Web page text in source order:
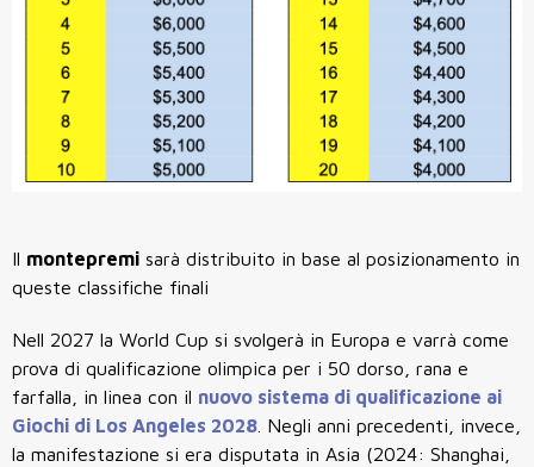
Il montepremi sarà distribuito in base al posizionamento in
queste classifiche finali
Nell 2027 la World Cup si svolgerà in Europa e varrà come
prova di qualificazione olimpica per i 50 dorso, rana e
farfalla, in linea con il nuovo sistema di qualificazione ai
Giochi di Los Angeles 2028 . Negli anni precedenti, invece,
la manifestazione si era disputata in Asia (2024: Shanghai,